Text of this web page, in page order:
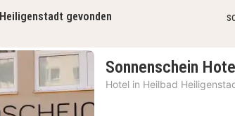
gevonden
Sonnenschein
Hotel in Heilbad